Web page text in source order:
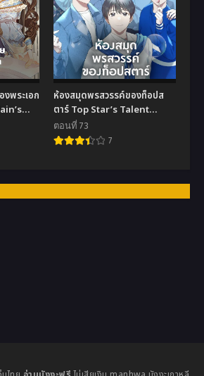
พระเอก
ห้องสมุดพรสวรรค์ของท็อปส
ตาร์ Top Star’s Talent
Library
ตอนที่ 73
7